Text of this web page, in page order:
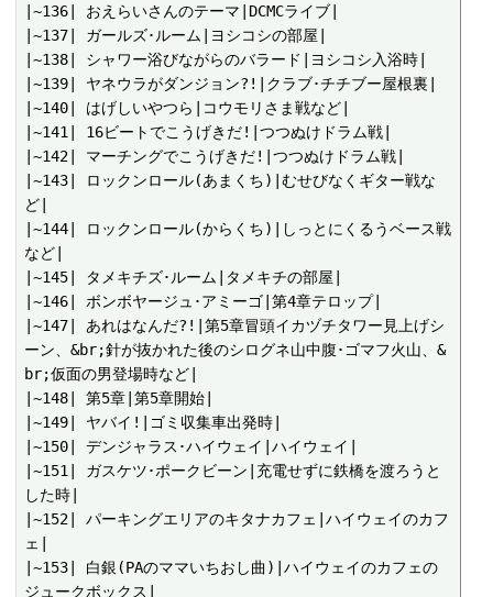
|~136| おえらいさんのテーマ|DCMCライブ|
|~137| ガールズ･ルーム|ヨシコシの部屋|
|~138| シャワー浴びながらのバラード|ヨシコシ入浴時|
|~139| ヤネウラがダンジョン?!|クラブ･チチブー屋根裏|
|~140| はげしいやつら|コウモリさま戦など|
|~141| 16ビートでこうげきだ!|つつぬけドラム戦|
|~142| マーチングでこうげきだ!|つつぬけドラム戦|
|~143| ロックンロール(あまくち)|むせびなくギター戦な
ど|
|~144| ロックンロール(からくち)|しっとにくるうベース戦
など|
|~145| タメキチズ･ルーム|タメキチの部屋|
|~146| ボンボヤージュ･アミーゴ|第4章テロップ|
|~147| あれはなんだ?!|第5章冒頭イカヅチタワー見上げシ
ーン、&br;針が抜かれた後のシログネ山中腹･ゴマフ火山、&
br;仮面の男登場時など|
|~148| 第5章|第5章開始|
|~149| ヤバイ!|ゴミ収集車出発時|
|~150| デンジャラス･ハイウェイ|ハイウェイ|
|~151| ガスケツ･ポークビーン|充電せずに鉄橋を渡ろうと
した時|
|~152| パーキングエリアのキタナカフェ|ハイウェイのカフ
ェ|
|~153| 白銀(PAのママいちおし曲)|ハイウェイのカフェの
ジュークボックス|